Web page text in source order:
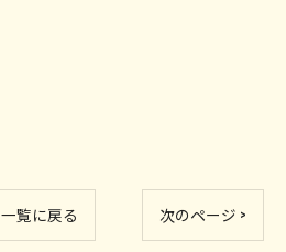
一覧に戻る 次のページ >